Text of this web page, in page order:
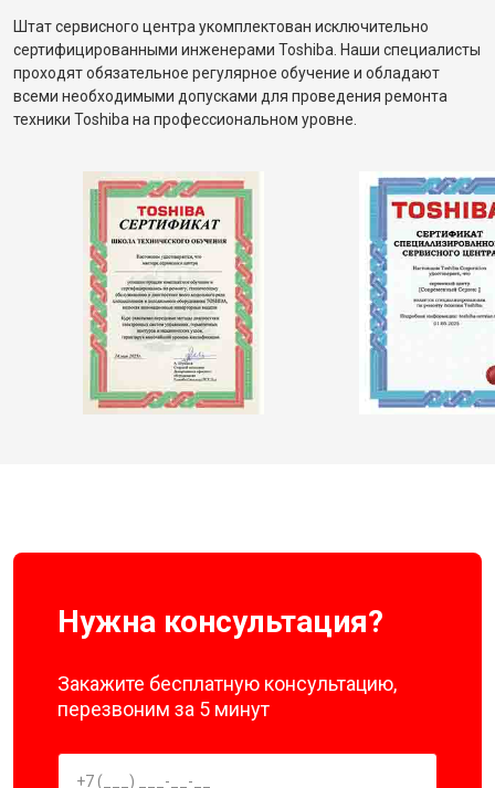
Штат сервисного центра укомплектован исключительно
сертифицированными инженерами Toshiba. Наши специалисты
проходят обязательное регулярное обучение и обладают
всеми необходимыми допусками для проведения ремонта
техники Toshiba на профессиональном уровне.
Нужна консультация?
Закажите бесплатную консультацию,
перезвоним за 5 минут